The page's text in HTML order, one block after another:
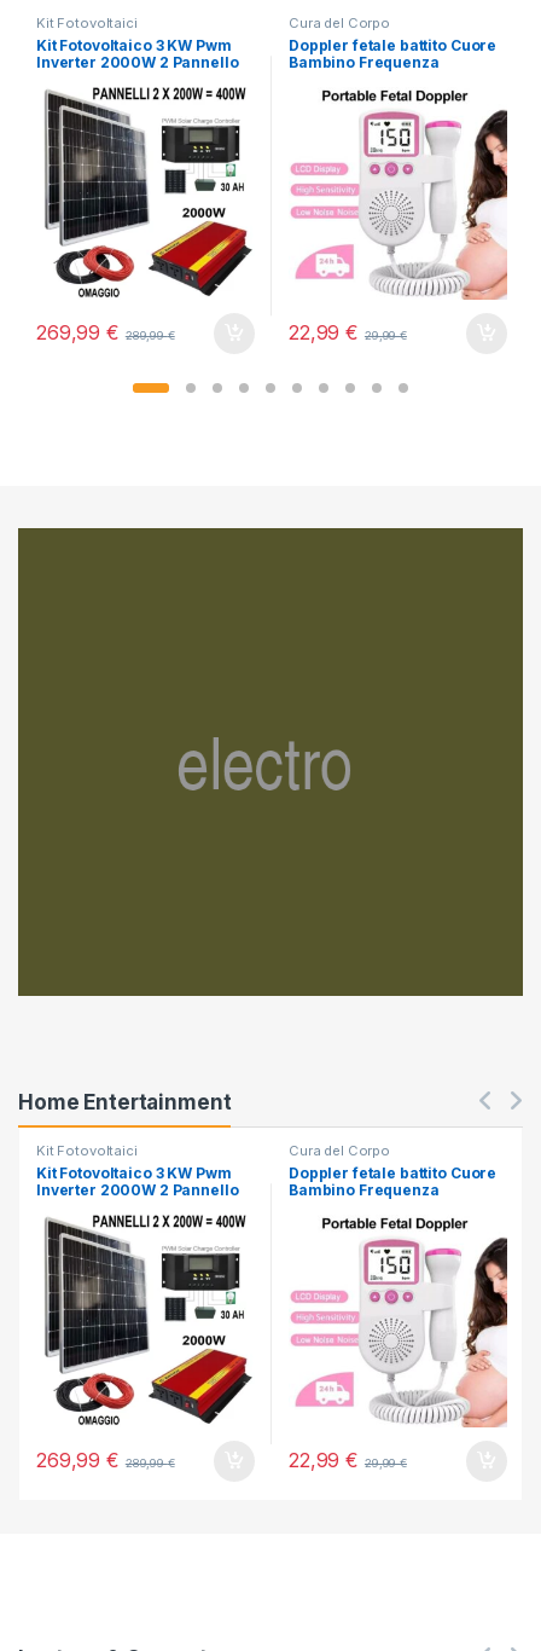
Kit Fotovoltaici
Kit Fotovoltaico 3 KW Pwm
Inverter 2000W 2 Pannello
AH
269,99€ 289,99€
Cura del Corpo
Doppler fetale battito Cuore
Bambino Frequenza
Gravidanza Mamma
22,99€ 29,99€
Home Entertainment
Kit Fotovoltaici
Kit Fotovoltaico 3 KW Pwm
Inverter 2000W 2 Pannello
AH
269,99€ 289,99€
Cura del Corpo
Doppler fetale battito Cuore
Bambino Frequenza
Gravidanza Mamma
22,99€ 29,99€